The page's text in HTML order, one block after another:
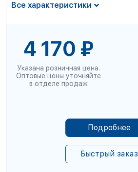
Все характеристики
4 170 ₽
Указана розничная цена.
Оптовые цены уточняйте
в отделе продаж
Подробнее
Быстрый заказ